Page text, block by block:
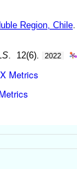
Region, Chile.
. 12(6). 2022
Metrics